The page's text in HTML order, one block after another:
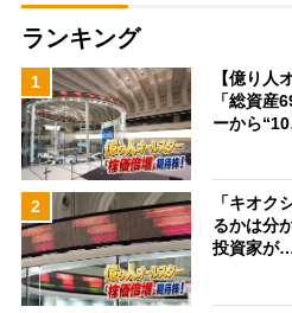
ランキング
1
【億り人
「総資産
ーから
2
「キオク
るかは分
投資家が